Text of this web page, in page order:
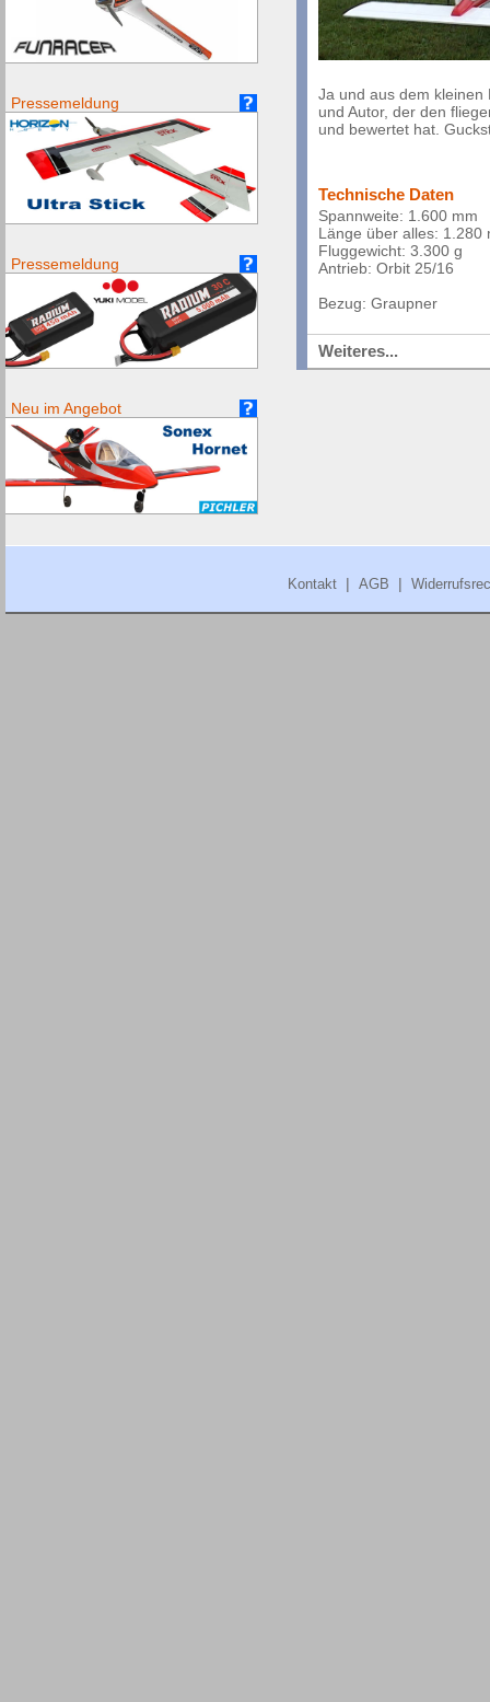
Pressemeldung
Pressemeldung
Neu im Angebot
Ja und aus dem kleinen
und Autor, der den
und bewertet hat.
Technische Daten
Spannweite: 1.600 mm
Länge über alles: 1.280
Fluggewicht: 3.300 g
Antrieb: Orbit 25/16
Bezug: Graupner
Weiteres...
Kontakt| AGB |